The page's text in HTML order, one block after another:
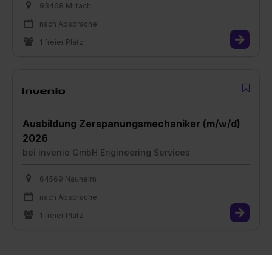
93468 Miltach
nach Absprache
1 freier Platz
Ausbildung Zerspanungsmechaniker (m/w/d)
2026
bei invenio GmbH Engineering Services
64569 Nauheim
nach Absprache
1 freier Platz